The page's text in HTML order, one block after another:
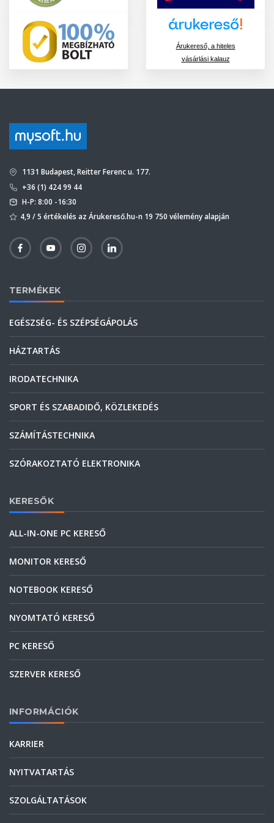
Árukereső, a hiteles
vásárlási kalauz
1131 Budapest, Reitter Ferenc u. 177.
+36 (1) 424 99 44
H-P: 8:00 -16:30
4,9 / 5 értékelés az Árukereső.hu-n 19 750 vélemény alapján
TERMÉKEK
EGÉSZSÉG- ÉS SZÉPSÉGÁPOLÁS
HÁZTARTÁS
IRODATECHNIKA
SPORT ÉS SZABADIDŐ, KÖZLEKEDÉS
SZÁMÍTÁSTECHNIKA
SZÓRAKOZTATÓ ELEKTRONIKA
KERESŐK
ALL-IN-ONE PC KERESŐ
MONITOR KERESŐ
NOTEBOOK KERESŐ
NYOMTATÓ KERESŐ
PC KERESŐ
SZERVER KERESŐ
INFORMÁCIÓK
KARRIER
NYITVATARTÁS
SZOLGÁLTATÁSOK